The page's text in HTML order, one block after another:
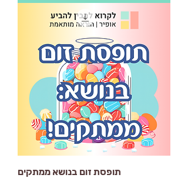
תופסת זום בנושא ממתקים